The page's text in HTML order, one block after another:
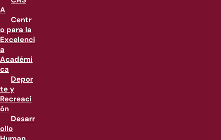
A
Centr
o para la
Excelenci
a
Académi
ca
Depor
te y
Recreaci
ón
Desarr
ollo